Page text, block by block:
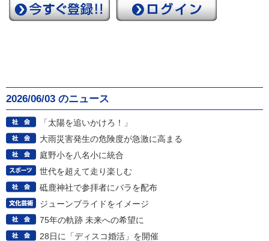
2026/06/03 のニュース
「太陽を追いかけろ！」
大雨災害発生の危険度が急激に高まる
庭野小を八名小に統合
世代を超えて走り楽しむ
砥鹿神社で参拝者にバラを配布
ジューンブライドをイメージ
75年の軌跡 未来への希望に
28日に「ディスコ婚活」を開催